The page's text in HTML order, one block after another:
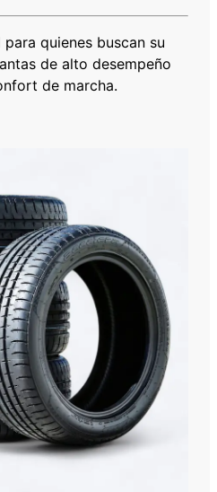
para quienes buscan su
de alto desempeño
de marcha.